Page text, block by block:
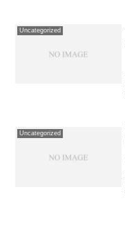
Uncategorized
Uncategorized